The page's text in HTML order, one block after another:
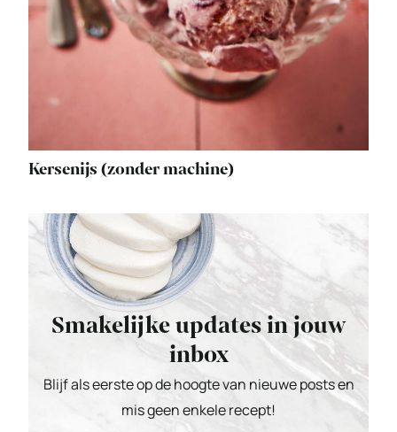
Kersenijs (zonder machine)
Smakelijke updates in jouw
inbox
Blijf als eerste op de hoogte van nieuwe posts en
mis geen enkele recept!